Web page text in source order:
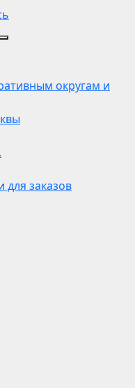
округам и
для заказов